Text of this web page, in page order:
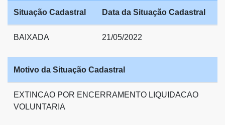
Situação Cadastral Data da Situação Cadastral
BAIXADA 21/05/2022
Motivo da Situação Cadastral
EXTINCAO POR ENCERRAMENTO LIQUIDACAO
VOLUNTARIA